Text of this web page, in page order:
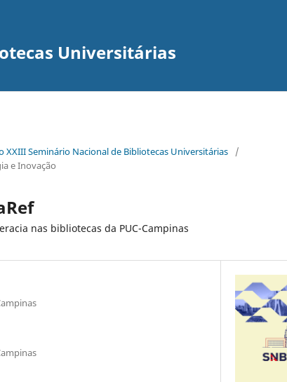
Universitárias
XXIII Seminário Nacional de Bibliotecas Universitárias
/
e Inovação
nas bibliotecas da PUC-Campinas